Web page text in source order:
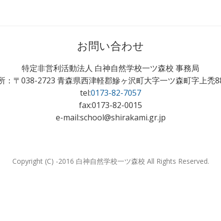
お問い合わせ
特定非営利活動法人 白神自然学校一ツ森校 事務局
：〒038-2723 青森県西津軽郡鰺ヶ沢町大字一ツ森町字上禿
tel:0173-82-7057
fax:0173-82-0015
e-mail:school@shirakami.gr.jp
Copyright (C) -2016 白神自然学校一ツ森校 All Rights Reserved.